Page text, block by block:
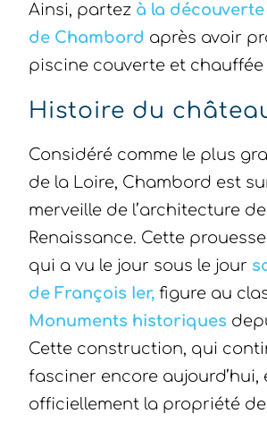
Ainsi, partez à la
de Chambord après avoir
piscine couverte et
Histoire du
Considéré comme le plus
de la Loire, Chambord est
merveille de l’architecture
Renaissance. Cette
qui a vu le jour sous le jour
de François Ier, figure au
Monuments historiques
Cette construction, qui
fasciner encore aujourd’hui,
officiellement la propriété de